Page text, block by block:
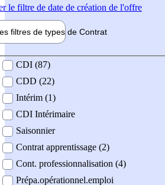
le filtre de date de création de l'offre
filtres de types de Contrat
contrat
CDI (87)
CDD (22)
Intérim (1)
CDI Intérimaire
Saisonnier
Contrat apprentissage (2)
Cont. professionnalisation (4)
Prépa.opérationnel.emploi